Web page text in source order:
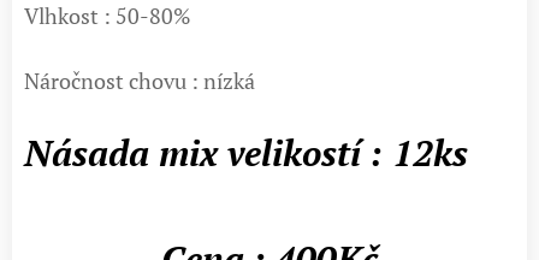
Vlhkost : 50-80%
Náročnost chovu : nízká
Násada mix velikostí : 12ks